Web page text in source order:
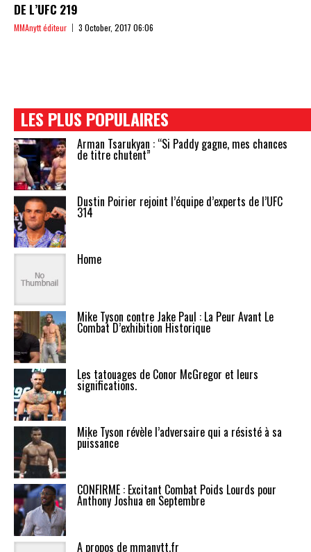
DE L’UFC 219
MMAnytt éditeur 3 October, 2017 06:06
LES PLUS POPULAIRES
Arman Tsarukyan : “Si Paddy gagne, mes chances
de titre chutent”
Dustin Poirier rejoint l’équipe d’experts de l’UFC
314
Home
Mike Tyson contre Jake Paul : La Peur Avant Le
Combat D’exhibition Historique
Les tatouages de Conor McGregor et leurs
significations.
Mike Tyson révèle l’adversaire qui a résisté à sa
puissance
CONFIRMÉ : Excitant Combat Poids Lourds pour
Anthony Joshua en Septembre
A propos de mmanytt.fr